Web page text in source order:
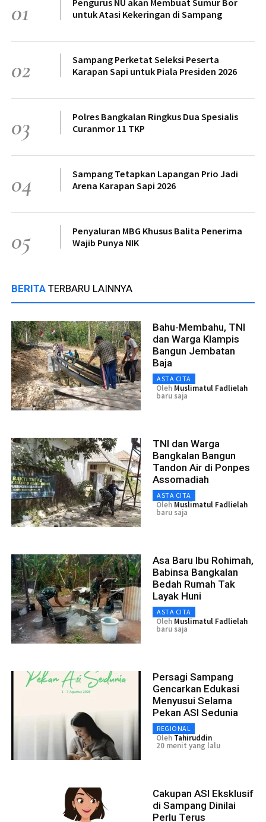
01
untuk Atasi Kekeringan di Sampang
02
Sampang Perketat Seleksi Peserta
Karapan Sapi untuk Piala Presiden 2026
03
Polres Bangkalan Ringkus Dua Spesialis
Curanmor 11 TKP
04
Sampang Tetapkan Lapangan Prio Jadi
Arena Karapan Sapi 2026
05
Penyaluran MBG Khusus Balita Penerima
Wajib Punya NIK
BERITA TERBARU LAINNYA
Bahu-Membahu, TNI
dan Warga Klampis
Bangun Jembatan
Baja
ASTA CITA
Oleh Muslimatul Fadlielah
baru saja
TNI dan Warga
Bangkalan Bangun
Tandon Air di Ponpes
Assomadiah
ASTA CITA
Oleh Muslimatul Fadlielah
baru saja
Asa Baru Ibu Rohimah,
Babinsa Bangkalan
Bedah Rumah Tak
Layak Huni
ASTA CITA
Oleh Muslimatul Fadlielah
baru saja
Persagi Sampang
Gencarkan Edukasi
Menyusui Selama
Pekan ASI Sedunia
REGIONAL
Oleh Tahiruddin
20 menit yang lalu
Cakupan ASI Eksklusif
di Sampang Dinilai
Perlu Terus